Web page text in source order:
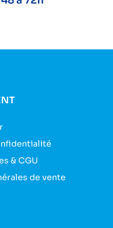
& CGU
de vente